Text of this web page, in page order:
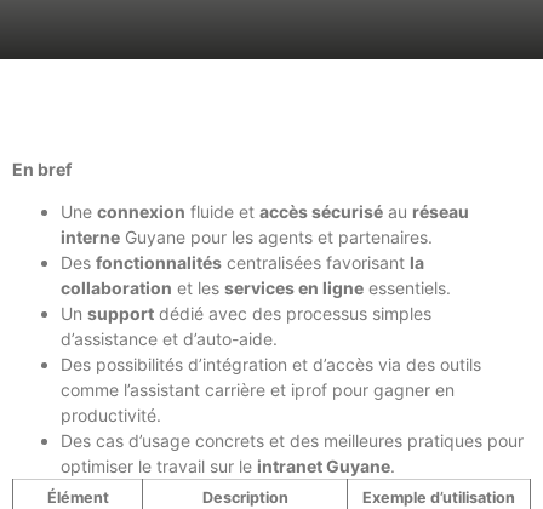
En bref
Une connexion fluide et accès sécurisé au réseau
interne Guyane pour les agents et partenaires.
Des fonctionnalités centralisées favorisant la
collaboration et les services en ligne essentiels.
Un support dédié avec des processus simples
d’assistance et d’auto-aide.
Des possibilités d’intégration et d’accès via des outils
comme l’assistant carrière et iprof pour gagner en
productivité.
Des cas d’usage concrets et des meilleures pratiques pour
optimiser le travail sur le intranet Guyane.
Élément Description Exemple d’utilisation